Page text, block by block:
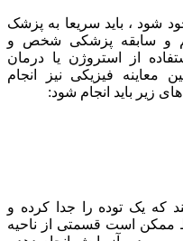
شود ، باید سریعا به پزشک
و سابقه پزشکی شخص و
از استروژن یا درمان
معاینه فیزیکی نیز انجام
زیر باید انجام شود:
که یک توده را جدا کرده و
ممکن است قسمتی از ناحیه